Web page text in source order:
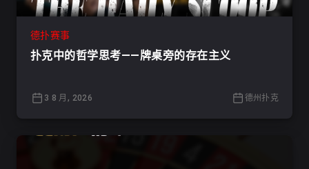
德扑赛事
扑克中的哲学思考——牌桌旁的存在主义
3 8 月, 2026 德州扑克